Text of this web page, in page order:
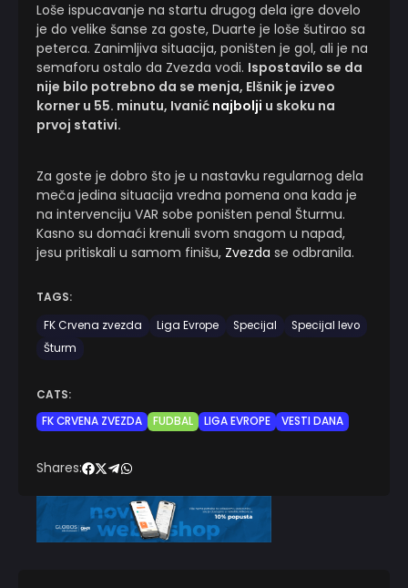
Loše ispucavanje na startu drugog dela igre dovelo
je do velike šanse za goste, Duarte je loše šutirao sa
peterca. Zanimljiva situacija, poništen je gol, ali je na
semaforu ostalo da Zvezda vodi. Ispostavilo se da
nije bilo potrebno da se menja, Elšnik je izveo
korner u 55. minutu, Ivanić najbolji u skoku na
prvoj stativi.
Za goste je dobro što je u nastavku regularnog dela
meča jedina situacija vredna pomena ona kada je
na intervenciju VAR sobe poništen penal Šturmu.
Kasno su domaći krenuli svom snagom u napad,
jesu pritiskali u samom finišu, Zvezda se odbranila.
TAGS:
FK Crvena zvezda
Liga Evrope Specijal
Specijal levo
Šturm
CATS:
FK CRVENA ZVEZDA
FUDBAL LIGA EVROPE VESTI DANA
Shares: